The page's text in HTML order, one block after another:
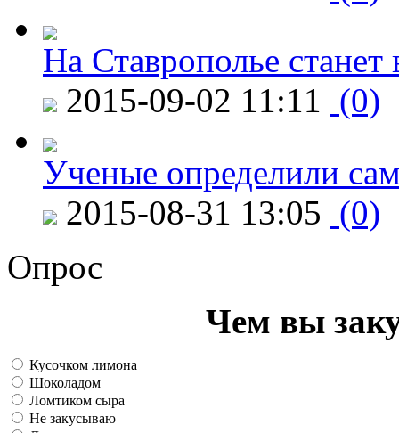
На Ставрополье
2015-09-02 11:11 (0)
Ученые определили
2015-08-31 13:05 (0)
Опрос
Чем вы
Кусочком лимона
Шоколадом
Ломтиком сыра
Не закусываю